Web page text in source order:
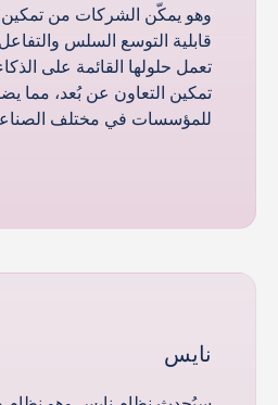
وهو يمكّن الشركات من
قابلية التوسع السلس
تعمل حلولها القائمة على
تمكين التعاون عن بُعد، مما
للمؤسسات في مختلف
نايس